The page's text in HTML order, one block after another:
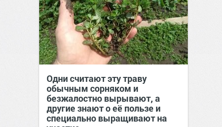
Одни считают эту траву
обычным сорняком и
безжалостно вырывают, а
другие знают о её пользе и
специально выращивают на